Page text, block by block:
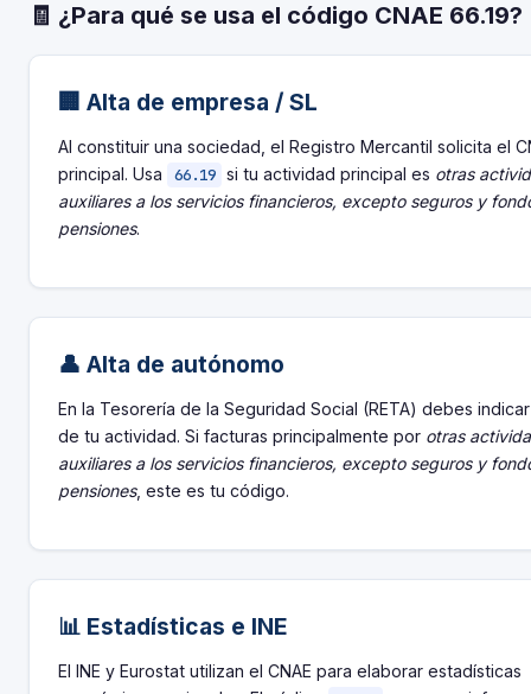
🧾 ¿Para qué se usa el código CNAE 66.19?
🏢 Alta de empresa / SL
Al constituir una sociedad, el Registro Mercantil solicita el
principal. Usa
66.19 si tu actividad principal es otras
auxiliares a los servicios financieros, excepto seguros y
pensiones.
👤 Alta de autónomo
En la Tesorería de la Seguridad Social (RETA) debes indicar
de tu actividad. Si facturas principalmente por otras
auxiliares a los servicios financieros, excepto seguros y
pensiones, este es tu código.
📊 Estadísticas e INE
El INE y Eurostat utilizan el CNAE para elaborar estadísticas